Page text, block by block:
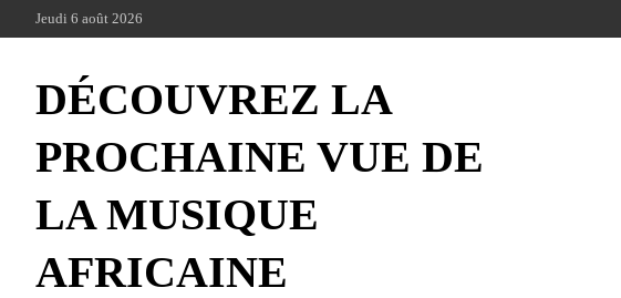
Jeudi 6 août 2026
DÉCOUVREZ LA
PROCHAINE VUE DE
LA MUSIQUE
AFRICAINE